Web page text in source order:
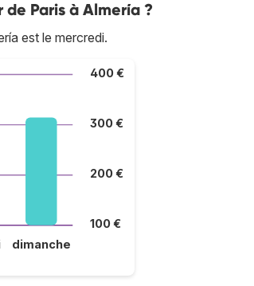
Paris à Almería ?
est le mercredi.
100 €
200 €
300 €
400 €
dimanche